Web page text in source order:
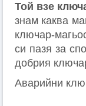
Той взе
знам каква
ключар-
си пазя за
добрия
Аварийни